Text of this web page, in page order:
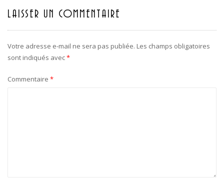
LAISSER UN COMMENTAIRE
Votre adresse e-mail ne sera pas publiée. Les champs obligatoires
sont indiqués avec*
Commentaire *